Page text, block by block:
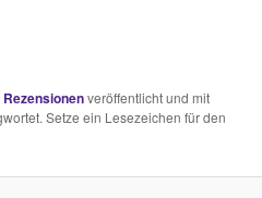
Rezensionenveröffentlicht und mit
Setze ein Lesezeichen für den